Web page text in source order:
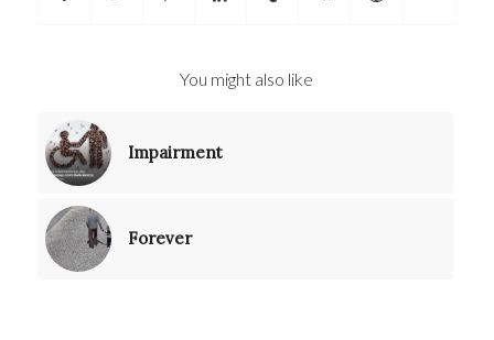
You might also like
Impairment
Forever